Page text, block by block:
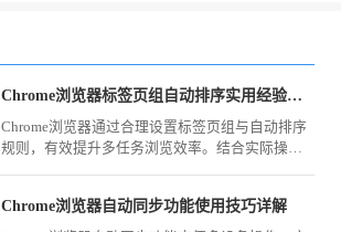
Chrome浏览器标签页组自动排序实用经验分享
Chrome浏览器通过合理设置标签页组与自动排序
规则，有效提升多任务浏览效率。结合实际操作
验。
Chrome浏览器自动同步功能使用技巧详解